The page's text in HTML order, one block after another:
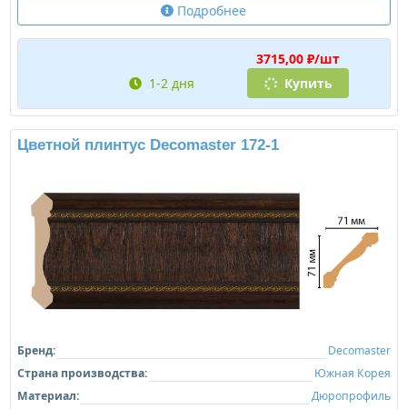
Подробнее
3715,00 ₽/шт
1-2 дня
Купить
Цветной плинтус Decomaster 172-1
Бренд:
Decomaster
Страна производства:
Южная Корея
Материал:
Дюропрофиль